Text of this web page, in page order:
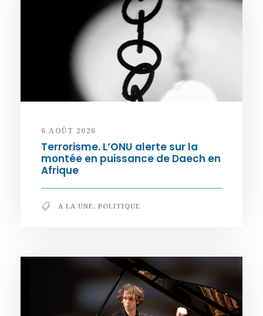
6 AOÛT 2026
Terrorisme. L’ONU alerte sur la
montée en puissance de Daech en
Afrique
A LA UNE, POLITIQUE